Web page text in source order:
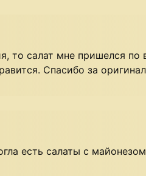
то салат мне пришелся по
Спасибо за
есть салаты с